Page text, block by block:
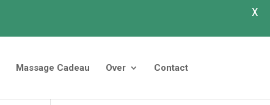
Massage Cadeau Over Contact
X